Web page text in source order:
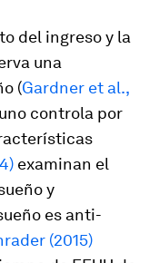
del ingreso y la
una
(Gardner et al.,
controla por
examinan el
y
es anti-
(2015)